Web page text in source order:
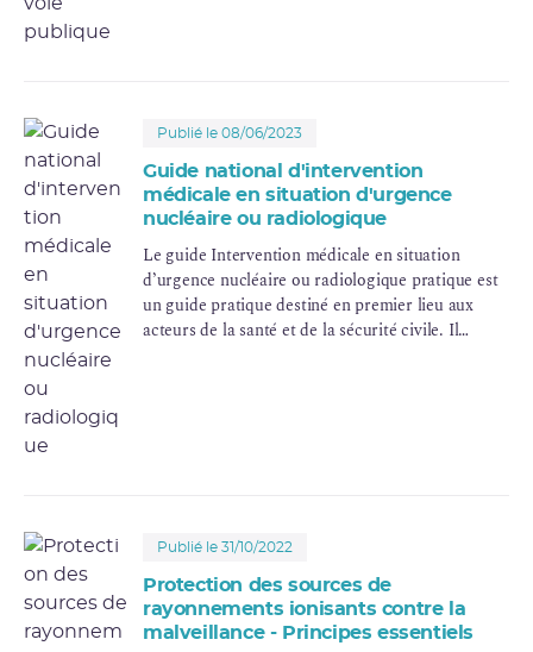
Publié le 08/06/2023
Guide national d'intervention
médicale en situation d'urgence
nucléaire ou radiologique
Le guide Intervention médicale en situation
d’urgence nucléaire ou radiologique pratique est
un guide pratique destiné en premier lieu aux
acteurs de la santé et de la sécurité civile. Il
Publié le 31/10/2022
Protection des sources de
rayonnements ionisants contre la
malveillance - Principes essentiels